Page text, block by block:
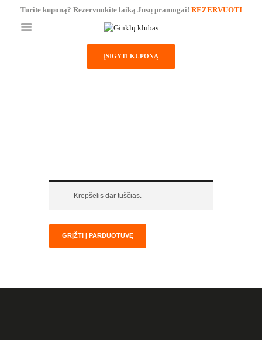
Turite kuponą? Rezervuokite laiką Jūsų pramogai! REZERVUOTI
ĮSIGYTI KUPONĄ
PAGRINDINIS
Krepšelis dar tuščias.
GRĮŽTI Į PARDUOTUVĘ